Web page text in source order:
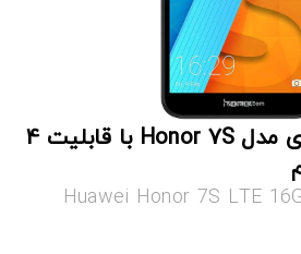
گوشی موبایل هوآوی مدل Honor 7S با قابلیت 4
Huawei Honor 7S LTE